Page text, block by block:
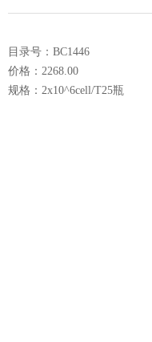
目录号：BC1446
价格：2268.00
规格：2x10^6cell/T25瓶